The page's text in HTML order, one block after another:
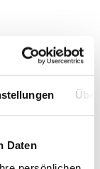
Daten